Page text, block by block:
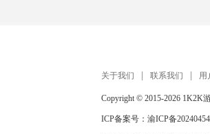
关于我们 联系我们 用
Copyright © 2015-2026 1K2K
ICP备案号： 渝ICP备